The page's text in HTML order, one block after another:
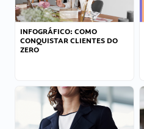
INFOGRÁFICO: COMO
CONQUISTAR CLIENTES DO
ZERO